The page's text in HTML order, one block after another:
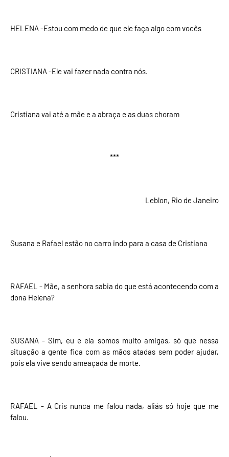
HELENA -Estou com medo de que ele faça algo com vocês
CRISTIANA -Ele vai fazer nada contra nós.
Cristiana vai até a mãe e a abraça e as duas choram
***
Leblon, Rio de Janeiro
Susana e Rafael estão no carro indo para a casa de Cristiana
RAFAEL - Mãe, a senhora sabia do que está acontecendo com a
dona Helena?
SUSANA - Sim, eu e ela somos muito amigas, só que nessa
situação a gente fica com as mãos atadas sem poder ajudar,
pois ela vive sendo ameaçada de morte.
RAFAEL - A Cris nunca me falou nada, aliás só hoje que me
falou.